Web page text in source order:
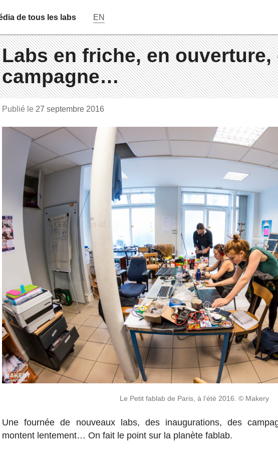
de tous les labs EN
Labs en friche, en ouverture,
campagne…
Publié le 27 sep­tembre 2016
Le Petit fablab de Paris, à l’été 2016. © Makery
Une fournée de nou­veaux labs, des inau­gu­ra­tions, des
montent len­te­ment… On fait le point sur la planète fablab.